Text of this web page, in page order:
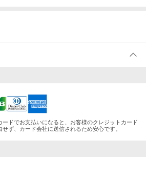
ードでお支払いになると、お客様のクレジットカード
ず、カード会社に送信されるため安心です。